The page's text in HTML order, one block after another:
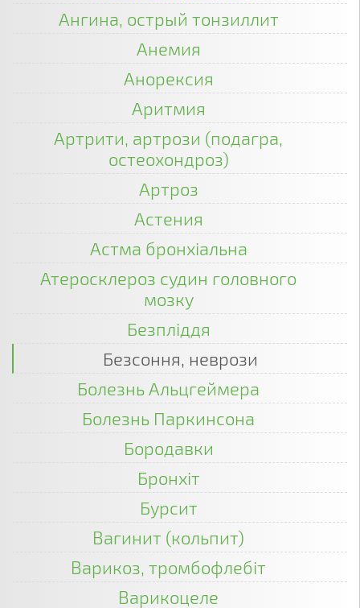
Ангина, острый тонзиллит
Анемия
Анорексия
Аритмия
Артрити, артрози (подагра,
остеохондроз)
Артроз
Астения
Астма бронхіальна
Атеросклероз судин головного
мозку
Безпліддя
Безсоння, неврози
Болезнь Альцгеймера
Болезнь Паркинсона
Бородавки
Бронхіт
Бурсит
Вагинит (кольпит)
Варикоз, тромбофлебіт
Варикоцеле